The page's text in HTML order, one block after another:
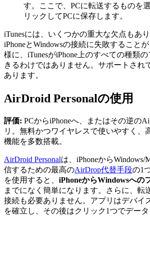
す。ここで、PCに転送するものを
リックしてPCに保存します。
iTunesには、いくつかの重大な欠点もあ
iPhoneとWindowsの接続に失敗すること
様に、iTunesがiPhone上のすべての種類
きるわけではありません。サポートされ
あります。
AirDroid Personalの使用
評価: PCからiPhoneへ、またはその逆の
リ。無料かつワイヤレスで使いやすく、
機能を多数搭載。
AirDroid Personalは、iPhoneからWindows/
信するための最高のAirDrop代替手段の1
を使用すると、 iPhoneからWindowsへの
までになく簡単になります。さらに、転
接続も必要ありません。アプリはデバイ
を確立し、その後はクリック1つでデータ